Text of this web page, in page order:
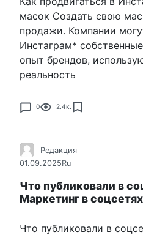
масок Создать свою
продажи. Компании
Инстаграм*
опыт брендов,
реальность
0 2.4к.
Редакция
01.09.2025Ru
Что публиковали в
Маркетинг в соцсетях
Что публиковали в